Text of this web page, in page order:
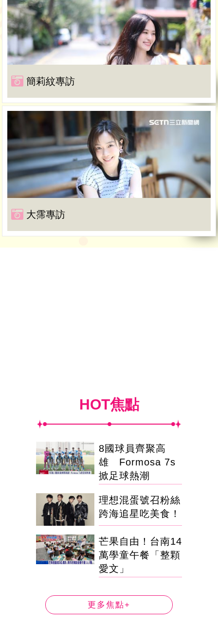
簡莉紋專訪
大霈專訪
HOT焦點
8國球員齊聚高
雄 Formosa 7s
掀足球熱潮
理想混蛋號召粉絲
跨海追星吃美食！
芒果自由！台南14
萬學童午餐「整顆
愛文」
更多焦點+